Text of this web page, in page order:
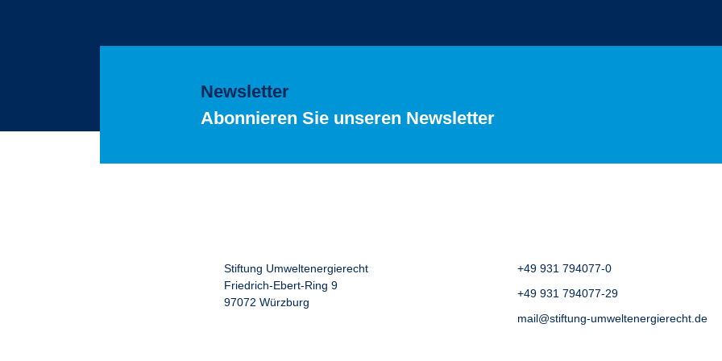
Newsletter
Abonnieren Sie unseren Newsletter
Stiftung Umweltenergierecht
Friedrich-Ebert-Ring 9
97072 Würzburg
+49 931 794077-0
+49 931 794077-29
mail@stiftung-umweltenergierecht.de